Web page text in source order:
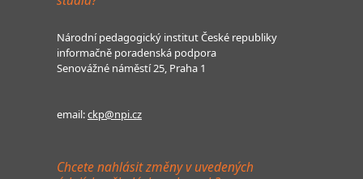
Národní pedagogický institut České republiky
informačně poradenská podpora
Senovážné náměstí 25, Praha 1
email:ckp@npi.cz
Chcete nahlásit změny v uvedených